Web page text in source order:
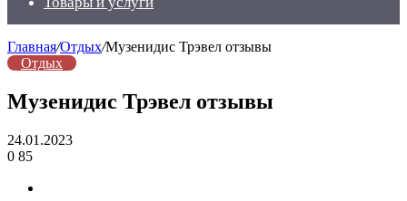
Главная/Отдых/Музенидис Трэвел отзывы
Отдых
Музенидис Трэвел отзывы
24.01.2023
0 85